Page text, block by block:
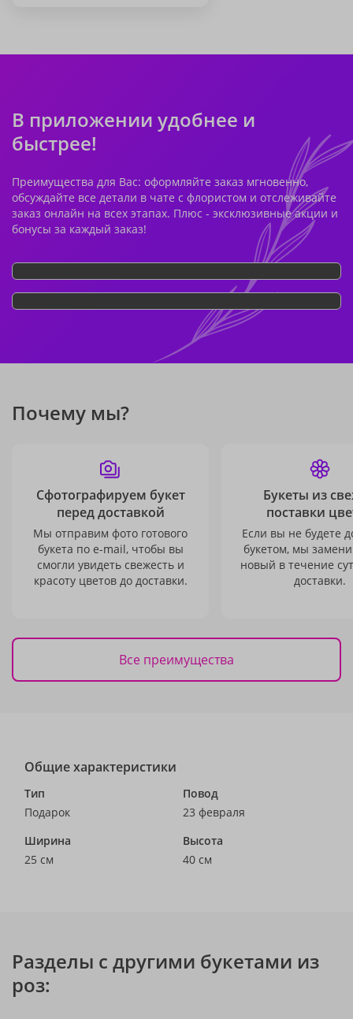
В приложении удобнее и
быстрее!
Преимущества для Вас: оформляйте заказ мгновенно,
обсуждайте все детали в чате с флористом и отслеживайте
заказ онлайн на всех этапах. Плюс - эксклюзивные акции и
бонусы за каждый заказ!
Почему мы?
Сфотографируем букет
перед доставкой
Мы отправим фото готового
букета по e-mail, чтобы вы
смогли увидеть свежесть и
красоту цветов до доставки.
Букеты из
поставки
Если вы не будете
букетом, мы
новый в течение
доставки.
Все преимущества
Общие характеристики
Тип
Подарок
Повод
23 февраля
Ширина
25 см
Высота
40 см
Разделы с другими букетами из
роз: